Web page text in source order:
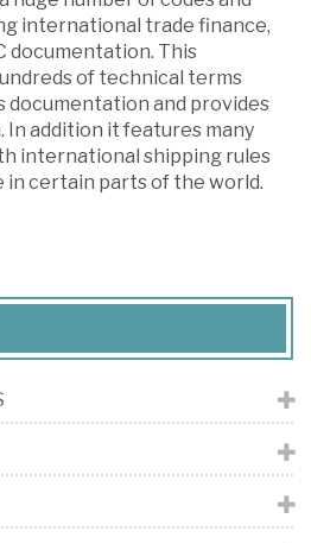
international trade finance,
documentation. This
of technical terms
and provides
In addition it features many
international shipping rules
in certain parts of the world.